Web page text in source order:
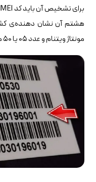
مونتاژ ویتنام و عدد ۰۵ یا ۵۰ مونتاژ هند است.